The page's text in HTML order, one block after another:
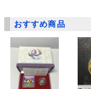
おすすめ商品